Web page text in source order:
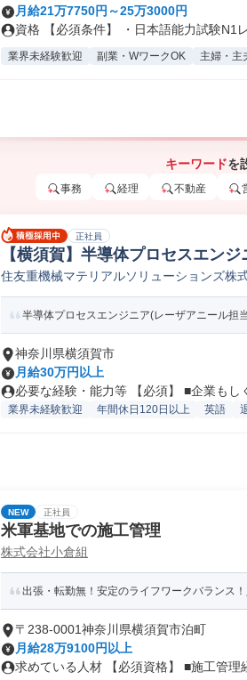
月給21万7750円～25万3000円
資格 【必須条件】 ・日本語能力試験N1
業界未経験歓迎 副業・WワークOK 主婦・主
キーワードを
事務 経理 不動産
正社員
【横須賀】半導体プロセスエン
住友重機械マテリアルソリューションズ株
半導体プロセスエンジニア(レーザアニール担
神奈川県横須賀市
月給30万円以上
必要な経験・能力等 【必須】 ■企業もし
業界未経験歓迎 年間休日120日以上 英語
NEW 正社員
米軍基地での施工管理
株式会社小倉組
出張・転勤無！安定のライフワークバランス
〒238-0001神奈川県横須賀市泊町
月給28万9100円以上
求めている人材 【必須資格】 ■施工管理